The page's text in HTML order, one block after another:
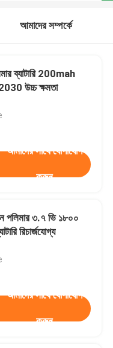
আমাদের সম্পর্কে
ব্যাটারি 200mah
উচ্চ ক্ষমতা
আমাদের সাথে যোগাযোগ
করুন
পলিমার ৩.৭ ভি ১৮০০
রিচার্জযোগ্য
আমাদের সাথে যোগাযোগ
করুন